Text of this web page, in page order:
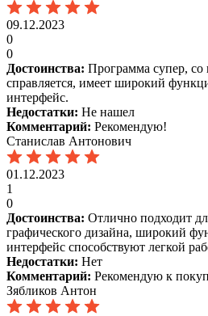
09.12.2023
0
0
Достоинства: Программа супер, со
справляется, имеет широкий
интерфейс.
Недостатки: Не нашел
Комментарий: Рекомендую!
Станислав Антонович
01.12.2023
1
0
Достоинства: Отлично подходит
графического дизайна, широкий
интерфейс способствуют легкой
Недостатки: Нет
Комментарий: Рекомендую к
Зябликов Антон